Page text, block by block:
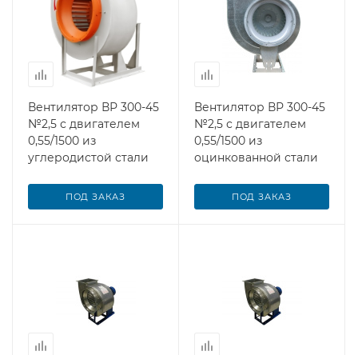
Вентилятор ВР 300-45
№2,5 с двигателем
0,55/1500 из
углеродистой стали
ПОД ЗАКАЗ
Вентилятор ВР 300-45
№2,5 с двигателем
0,55/1500 из
оцинкованной стали
ПОД ЗАКАЗ